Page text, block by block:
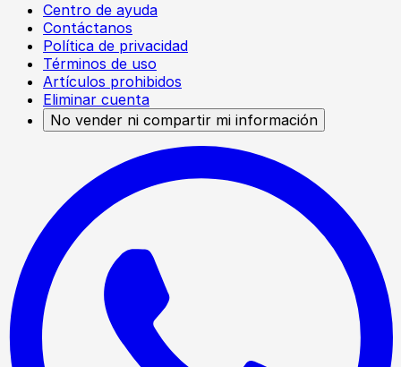
Centro de ayuda
Contáctanos
Política de privacidad
Términos de uso
Artículos prohibidos
Eliminar cuenta
No vender ni compartir mi información